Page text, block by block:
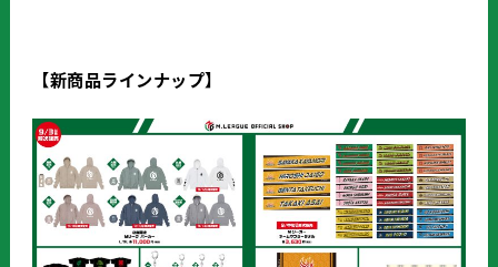
【新商品ラインナップ】